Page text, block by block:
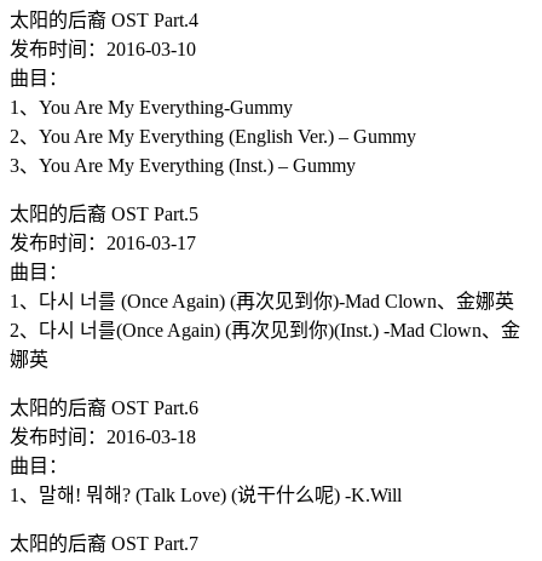
太阳的后裔 OST Part.4
发布时间：2016-03-10
曲目：
1、You Are My Everything-Gummy
2、You Are My Everything (English Ver.) – Gummy
3、You Are My Everything (Inst.) – Gummy
太阳的后裔 OST Part.5
发布时间：2016-03-17
曲目：
1、다시 너를 (Once Again) (再次见到你)-Mad Clown、金娜英
2、다시 너를(Once Again) (再次见到你)(Inst.) -Mad Clown、金
娜英
太阳的后裔 OST Part.6
发布时间：2016-03-18
曲目：
1、말해! 뭐해? (Talk Love) (说干什么呢) -K.Will
太阳的后裔 OST Part.7